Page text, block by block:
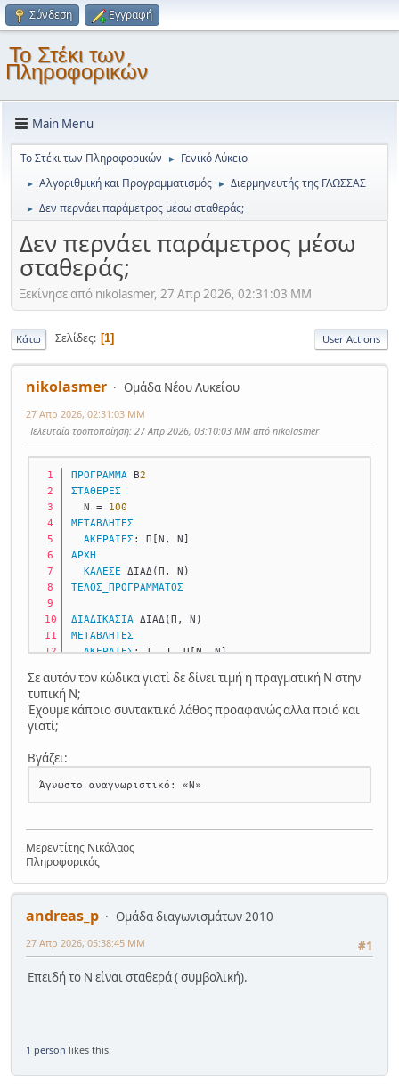
Σύνδεση Εγγραφή
Το Στέκι των
Πληροφορικών
Main Menu
Το Στέκι των Πληροφορικών ► Γενικό Λύκειο
► Αλγοριθμική και Προγραμματισμός ► Διερμηνευτής της ΓΛΩΣΣΑΣ
► Δεν περνάει παράμετρος μέσω σταθεράς;
Δεν περνάει παράμετρος μέσω
σταθεράς;
Ξεκίνησε από nikolasmer, 27 Απρ 2026, 02:31:03 ΜΜ
Κάτω Σελίδες 1 User Actions
nikolasmer Ομάδα Νέου Λυκείου
27 Απρ 2026, 02:31:03 ΜΜ
Τελευταία τροποποίηση: 27 Απρ 2026, 03:10:03 ΜΜ από nikolasmer
ΠΡΟΓΡΑΜΜΑ Β2
ΣΤΑΘΕΡΕΣ
Ν = 100
ΜΕΤΑΒΛΗΤΕΣ
ΑΚΕΡΑΙΕΣ : Π[Ν, Ν]
ΑΡΧΗ
ΚΑΛΕΣΕ ΔΙΑΔ(Π, Ν)
ΤΕΛΟΣ_ΠΡΟΓΡΑΜΜΑΤΟΣ
ΔΙΑΔΙΚΑΣΙΑ ΔΙΑΔ(Π, Ν)
ΜΕΤΑΒΛΗΤΕΣ
ΑΚΕΡΑΙΕΣ: Ι, J, Π[Ν, Ν]
.......
Σε αυτόν τον κώδικα γιατί δε δίνει τιμή η πραγματική Ν στην
τυπική Ν;
Έχουμε κάποιο συντακτικό λάθος προαφανώς αλλα ποιό και
γιατί;
Βγάζει:
Μερεντίτης Νικόλαος
Πληροφορικός
andreas_p
Ομάδα διαγωνισμάτων 2010
#1
27 Απρ 2026, 05:38:45 ΜΜ
Επειδή το Ν είναι σταθερά ( συμβολική).
1 person likes this.